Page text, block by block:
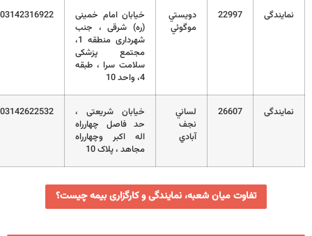
نمایندگی 22997
دويستي
موگوئي
خیابان امام خمینی
(ره) شرقی ، جنب
شهرداری منطقه 1،
مجتمع پزشکی
سلامت سرا ، طبقه
03142316922
نمایندگی 26607
لساني
نجف
آبادي
خیابان شریعتی ،
حد فاصل چهارراه
اله اکبر وچهارراه
مجاهد ، پلاک 10
03142622532
تفاوت میان شعبه، نمایندگی و کارگزاری بیمه چیست؟